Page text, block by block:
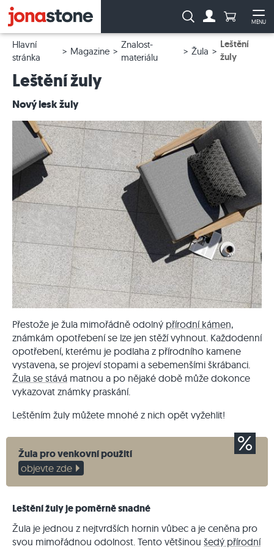
MENU
Vyhledávání:Počet
Hlavní
stránka
Magazine
Znalost-
materiálu
Žula
Leštění
žuly
Leštění žuly
Nový lesk žuly
Přestože je žula mimořádně odolný přírodní kámen,
známkám opotřebení se lze jen stěží vyhnout. Každodenní
opotřebení, kterému je podlaha z přírodního kamene
vystavena, se projeví stopami a sebemenšími škrábanci.
Žula se stává matnou a po nějaké době může dokonce
vykazovat známky praskání.
Leštěním žuly můžete mnohé z nich opět vyžehlit!
Žula pro venkovní použití
objevte zde
Leštění žuly je poměrně snadné
Žula je jednou z nejtvrdších hornin vůbec a je ceněna pro
svou mimořádnou odolnost. Tento většinou šedý přírodní